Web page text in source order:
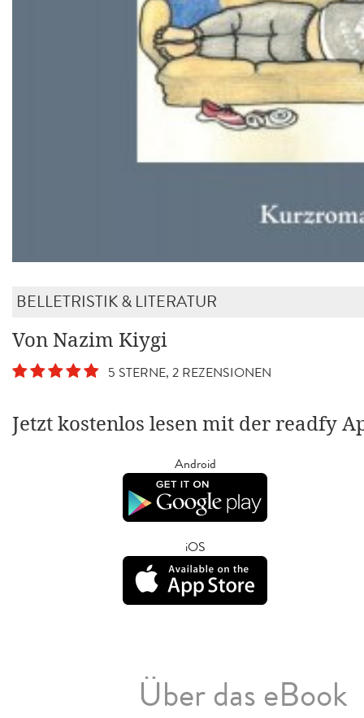
BELLETRISTIK & LITERATUR
Von Nazim Kiygi
5 STERNE, 2 REZENSIONEN
Jetzt kostenlos lesen mit der readfy
Android
iOS
Über das eBook